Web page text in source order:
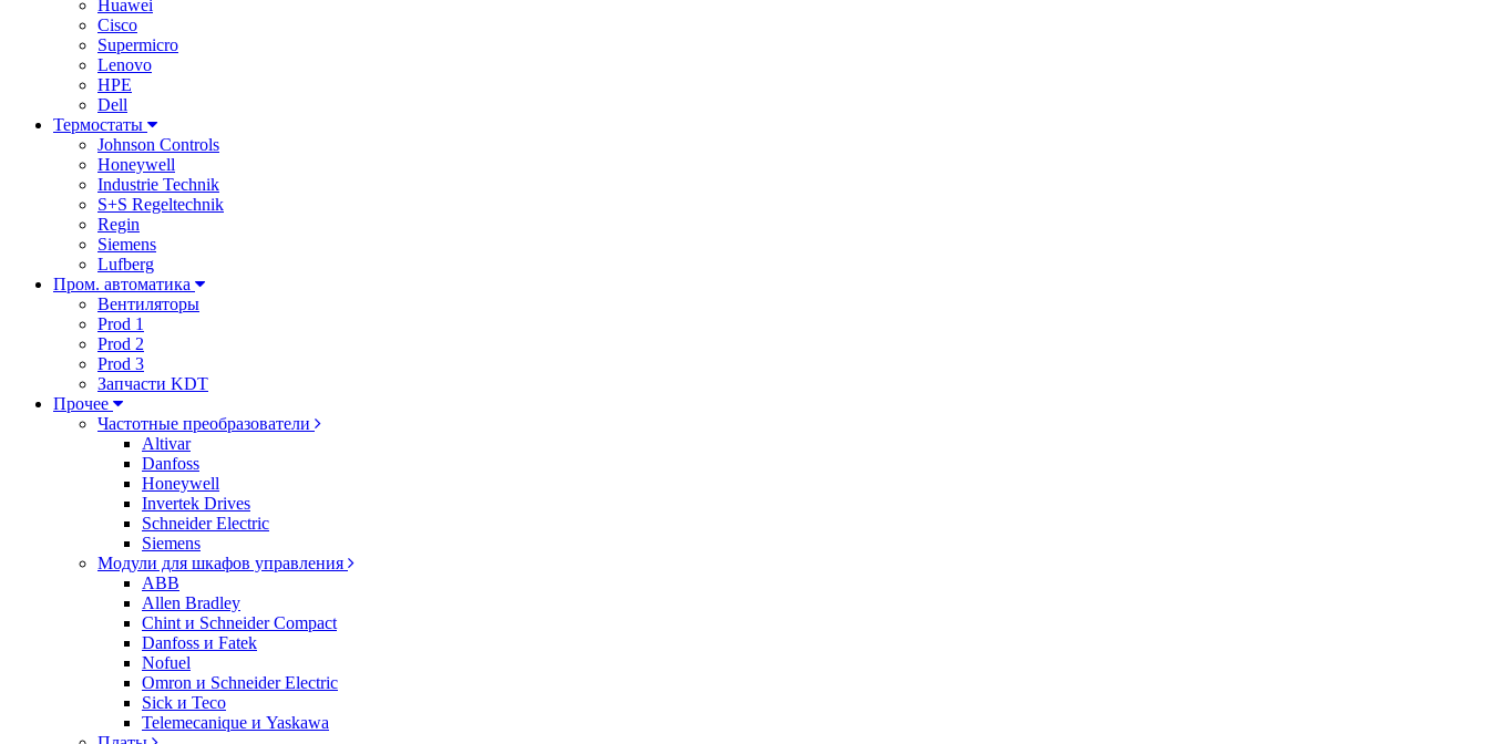
Huawei
Cisco
Supermicro
Lenovo
HPE
Dell
Термостаты
Johnson Controls
Honeywell
Industrie Technik
S+S Regeltechnik
Regin
Siemens
Lufberg
Пром. автоматика
Вентиляторы
Prod 1
Prod 2
Prod 3
Запчасти KDT
Прочее
Частотные преобразователи
Altivar
Danfoss
Honeywell
Invertek Drives
Schneider Electric
Siemens
Модули для шкафов управления
ABB
Allen Bradley
Chint и Schneider Compact
Danfoss и Fatek
Nofuel
Omron и Schneider Electric
Sick и Teco
Telemecanique и Yaskawa